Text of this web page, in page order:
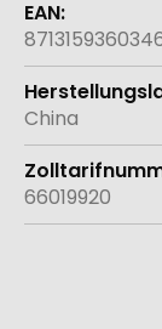
China
66019920